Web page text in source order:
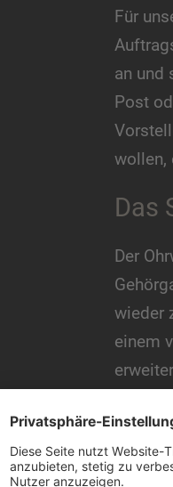
Für
an und
Post
wollen,
Das
Der
wieder
einem
Die
wo